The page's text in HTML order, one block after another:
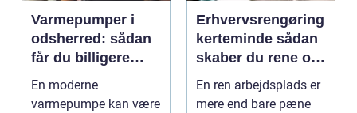
Varmepumper i
odsherred: sådan
får du billigere
varme og et bedre
En moderne
varmepumpe kan være
Erhvervsrengøring
kerteminde sådan
skaber du rene og
trygge rammer på
arbejdspladsen
En ren arbejdsplads er
mere end bare pæne